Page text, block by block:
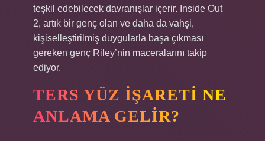
teşkil edebilecek davranışlar içerir. Inside Out
2, artık bir genç olan ve daha da vahşi,
kişiselleştirilmiş duygularla başa çıkması
gereken genç Riley’nin maceralarını takip
ediyor.
TERS YÜZ IŞARETI NE
ANLAMA GELIR?